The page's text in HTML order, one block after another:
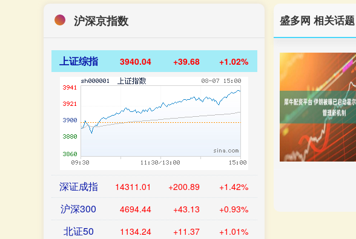
盛多网 相关话题
沪深京指数
上证综指 3940.04 +39.68 +1.02%
深证成指 14311.01 +200.89 +1.42%
沪深300 4694.44 +43.13 +0.93%
北证50 1134.24 +11.37 +1.01%